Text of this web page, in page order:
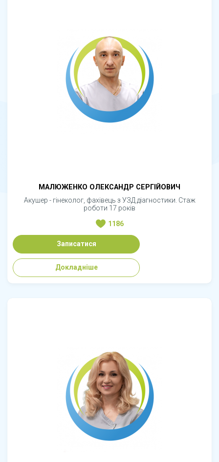
МАЛЮЖЕНКО ОЛЕКСАНДР СЕРГІЙОВИЧ
Акушер - гінеколог, фахівець з УЗД діагностики. Стаж
роботи 17 років
1186
Записатися
Докладніше